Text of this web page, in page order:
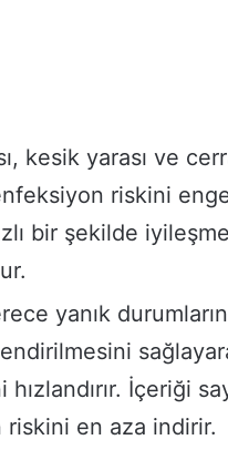
kesik yarası ve
riskini
bir şekilde
yanık
hızlandırır. İçeriği
en aza indirir.